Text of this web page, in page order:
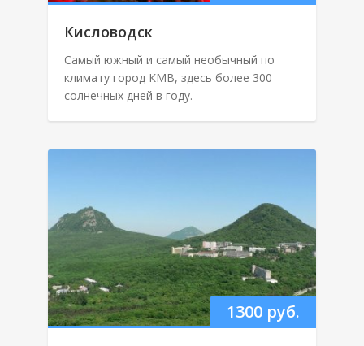
Кисловодск
Самый южный и самый необычный по
климату город КМВ, здесь более 300
солнечных дней в году.
1300 руб.